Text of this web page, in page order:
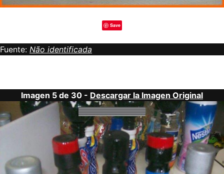
Save
Fuente: Não identificada
Imagen 5 de 30 - Descargar la Imagen Original